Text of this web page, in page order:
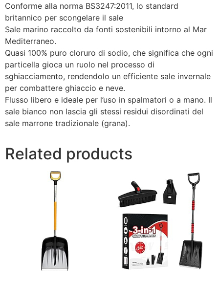
Conforme alla norma BS3247:2011, lo standard
britannico per scongelare il sale
Sale marino raccolto da fonti sostenibili intorno al Mar
Mediterraneo.
Quasi 100% puro cloruro di sodio, che significa che ogni
particella gioca un ruolo nel processo di
sghiacciamento, rendendolo un efficiente sale invernale
per combattere ghiaccio e neve.
Flusso libero e ideale per l’uso in spalmatori o a mano. Il
sale bianco non lascia gli stessi residui disordinati del
sale marrone tradizionale (grana).
Related products